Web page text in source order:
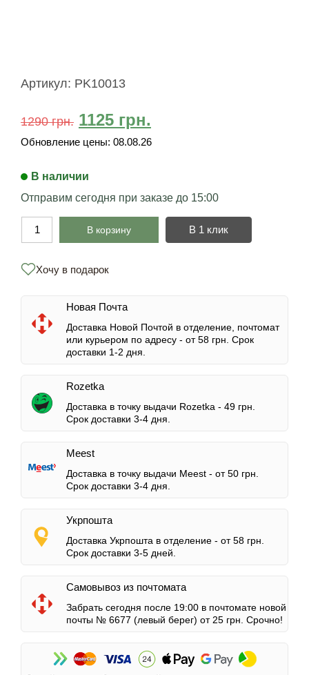
Артикул: PK10013
1290грн. 1125 грн.
Обновление цены: 08.08.26
В наличии
Отправим сегодня при заказе до 15:00
В корзину В 1 клик
Хочу в подарок
Новая Почта
Доставка Новой Почтой в отделение, почтомат
или курьером по адресу - от 58 грн. Срок
доставки 1-2 дня.
Rozetka
Доставка в точку выдачи Rozetka - 49 грн.
Срок доставки 3-4 дня.
Meest
Доставка в точку выдачи Meest - от 50 грн.
Срок доставки 3-4 дня.
Укрпошта
Доставка Укрпошта в отделение - от 58 грн.
Срок доставки 3-5 дней.
Самовывоз из почтомата
Забрать сегодня после 19:00 в почтомате новой
почты № 6677 (левый берег) от 25 грн. Срочно!